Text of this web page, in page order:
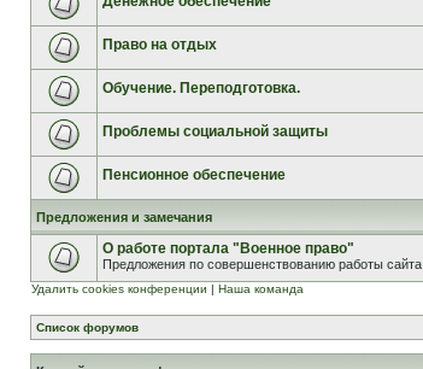
Право на отдых
Обучение. Переподготовка.
Проблемы социальной защиты
Пенсионное обеспечение
Предложения и замечания
О работе портала "Военное право"
Предложения по совершенствованию работы сайта
Удалить cookies конференции | Наша команда
Список форумов